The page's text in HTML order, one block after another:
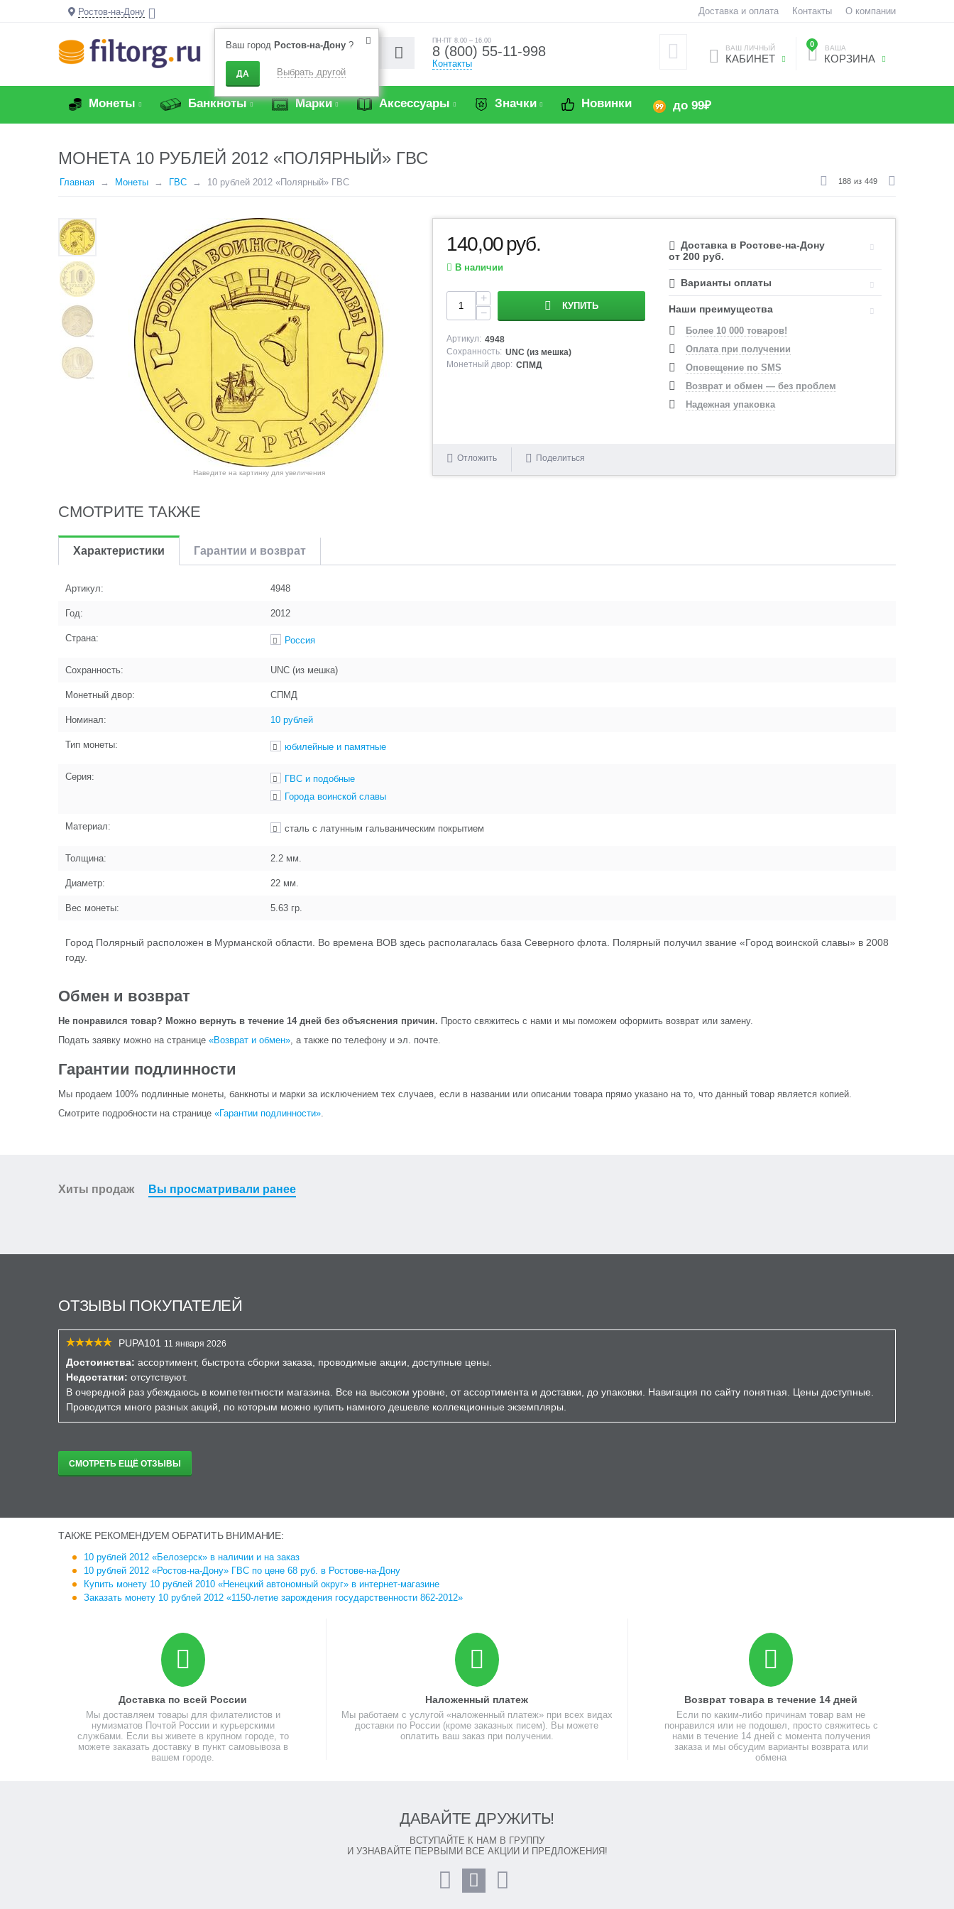
Ростов-на-Дону
Ваш город Ростов-на-Дону ?
ДА Выбрать другой
Доставка и оплата Контакты О компании
ПН-ПТ 8.00 – 16.00
8 (800) 55-11-998
Контакты
0 ВАША
КОРЗИНА
ВАШ ЛИЧНЫЙ
КАБИНЕТ
Монеты Банкноты Марки Аксессуары Значки Новинки до 99₽
МОНЕТА 10 РУБЛЕЙ 2012 «ПОЛЯРНЫЙ» ГВС
Главная Монеты ГВС 10 рублей 2012 «Полярный» ГВС 188 из 449
Наведите на картинку для увеличения
140,00руб.
В наличии
+
−
КУПИТЬ
Артикул: 4948
Сохранность: UNC (из мешка)
Монетный двор: СПМД
Доставка в Ростове-на-Дону
от 200 руб.
Варианты оплаты
Наши преимущества
Более 10 000 товаров!
Оплата при получении
Оповещение по SMS
Возврат и обмен — без проблем
Надежная упаковка
Отложить Поделиться
СМОТРИТЕ ТАКЖЕ
Характеристики Гарантии и возврат
Артикул: 4948
Год: 2012
Страна: Россия
Сохранность: UNC (из мешка)
Монетный двор: СПМД
Номинал: 10 рублей
Тип монеты: юбилейные и памятные
Серия:
ГВС и подобные
Города воинской славы
Материал: сталь с латунным гальваническим покрытием
Толщина: 2.2 мм.
Диаметр: 22 мм.
Вес монеты: 5.63 гр.
Город Полярный расположен в Мурманской области. Во времена ВОВ здесь располагалась база Северного флота. Полярный получил звание «Город воинской славы» в 2008
году.
Обмен и возврат
Не понравился товар? Можно вернуть в течение 14 дней без объяснения причин. Просто свяжитесь с нами и мы поможем оформить возврат или замену.
Подать заявку можно на странице «Возврат и обмен», а также по телефону и эл. почте.
Гарантии подлинности
Мы продаем 100% подлинные монеты, банкноты и марки за исключением тех случаев, если в названии или описании товара прямо указано на то, что данный товар является копией.
Смотрите подробности на странице «Гарантии подлинности».
Хиты продаж Вы просматривали ранее
ОТЗЫВЫ ПОКУПАТЕЛЕЙ
PUPA101 11 января 2026
Достоинства: ассортимент, быстрота сборки заказа, проводимые акции, доступные цены.
Недостатки: отсутствуют.
В очередной раз убеждаюсь в компетентности магазина. Все на высоком уровне, от ассортимента и доставки, до упаковки. Навигация по сайту понятная. Цены доступные.
Проводится много разных акций, по которым можно купить намного дешевле коллекционные экземпляры.
СМОТРЕТЬ ЕЩЁ ОТЗЫВЫ
ТАКЖЕ РЕКОМЕНДУЕМ ОБРАТИТЬ ВНИМАНИЕ:
10 рублей 2012 «Белозерск» в наличии и на заказ
10 рублей 2012 «Ростов-на-Дону» ГВС по цене 68 руб. в Ростове-на-Дону
Купить монету 10 рублей 2010 «Ненецкий автономный округ» в интернет-магазине
Заказать монету 10 рублей 2012 «1150-летие зарождения государственности 862-2012»
Доставка по всей России
Мы доставляем товары для филателистов и
нумизматов Почтой России и курьерскими
службами. Если вы живете в крупном городе, то
можете заказать доставку в пункт самовывоза в
вашем городе.
Наложенный платеж
Мы работаем с услугой «наложенный платеж» при всех видах
доставки по России (кроме заказных писем). Вы можете
оплатить ваш заказ при получении.
Возврат товара в течение 14 дней
Если по каким-либо причинам товар вам не
понравился или не подошел, просто свяжитесь с
нами в течение 14 дней с момента получения
заказа и мы обсудим варианты возврата или
обмена
ДАВАЙТЕ ДРУЖИТЬ!
ВСТУПАЙТЕ К НАМ В ГРУППУ
И УЗНАВАЙТЕ ПЕРВЫМИ ВСЕ АКЦИИ И ПРЕДЛОЖЕНИЯ!